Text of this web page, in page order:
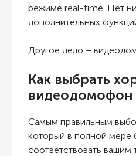
режиме real-time. Нет
дополнительных
Другое дело –
Как выбрать
видеодомофон
Самым правильным
который в полной мере
соответствовать вашим